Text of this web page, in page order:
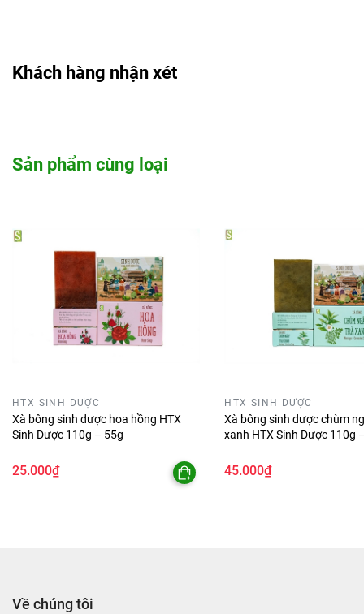
thuận tiện khi mang theo trong các chuyến đi xa.
Xà bông dừa Cô Ba Cocosavon 100gr
Khách hàng nhận xét
Sản phẩm cùng loại
HTX SINH DƯỢC
Xà bông sinh dược hoa hồng HTX
Sinh Dược 110g – 55g
25.000₫
HTX SINH DƯỢC
Xà bông sinh dược chùm
xanh HTX Sinh Dược 110g
45.000₫
Về chúng tôi